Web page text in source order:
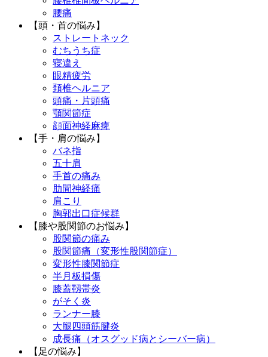
腰痛
【頭・首の悩み】
ストレートネック
むちうち症
寝違え
眼精疲労
頚椎ヘルニア
頭痛・片頭痛
顎関節症
顔面神経麻痺
【手・肩の悩み】
バネ指
五十肩
手首の痛み
肋間神経痛
肩こり
胸郭出口症候群
【膝や股関節のお悩み】
股関節の痛み
股関節痛（変形性股関節症）
変形性膝関節症
半月板損傷
膝蓋靱帯炎
がそく炎
ランナー膝
大腿四頭筋腱炎
成長痛（オスグッド病とシーバー病）
【足の悩み】